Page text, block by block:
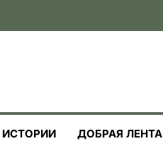
ИСТОРИИ ДОБРАЯ ЛЕНТА